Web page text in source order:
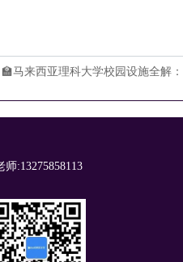
马来西亚理科大学校园设施全解
师:13275858113